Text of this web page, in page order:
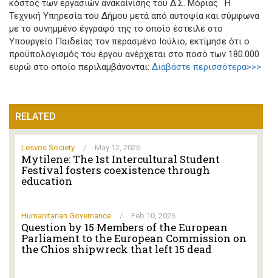
κόστος των εργασιών ανακαίνισης του Δ.Σ. Μόριας. Η
Τεχνική Υπηρεσία του Δήμου μετά από αυτοψία και σύμφωνα
με το συνημμένο έγγραφό της το οποίο έστειλε στο
Υπουργείο Παιδείας τον περασμένο Ιούλιο, εκτίμησε ότι ο
προϋπολογισμός του έργου ανέρχεται στο ποσό των 180.000
ευρώ στο οποίο περιλαμβάνονται: Διαβάστε περισσότερα>>>
RELATED
Lesvos Society / May 12, 2026
Mytilene: The 1st Intercultural Student
Festival fosters coexistence through
education
Humanitarian Governance / Feb 10, 2026
Question by 15 Members of the European
Parliament to the European Commission on
the Chios shipwreck that left 15 dead